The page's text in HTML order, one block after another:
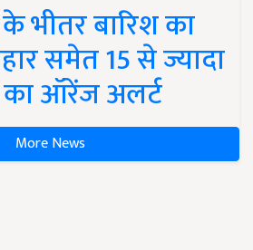
भीतर बारिश का
समेत 15 से ज्यादा
का ऑरेंज अलर्ट
More News